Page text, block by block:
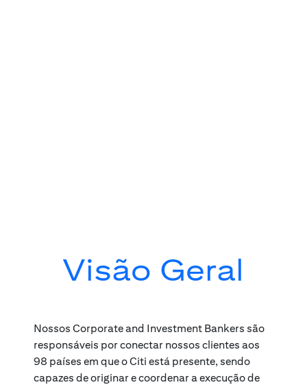
Visão Geral
Nossos Corporate and Investment Bankers são
responsáveis por conectar nossos clientes aos
98 países em que o Citi está presente, sendo
capazes de originar e coordenar a execução de